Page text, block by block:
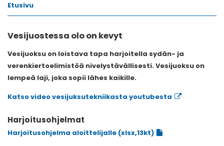
Etusivu
Vesijuostessa olo on kevyt
Vesijuoksu on loistava tapa harjoitella sydän- ja
verenkiertoelimistöä nivelystävällisesti. Vesijuoksu on
lempeä laji, joka sopii lähes kaikille.
Katso video vesijuksutekniikasta youtubesta
Harjoitusohjelmat
Harjoitusohjelma aloittelijalle (xlsx,13kt)